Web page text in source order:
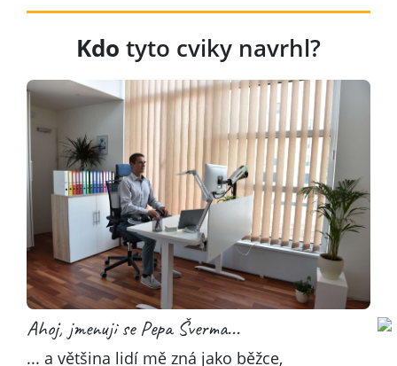
Kdo tyto cviky navrhl?
Ahoj, jmenuji se Pepa Šverma...
... a většina lidí mě zná jako běžce,